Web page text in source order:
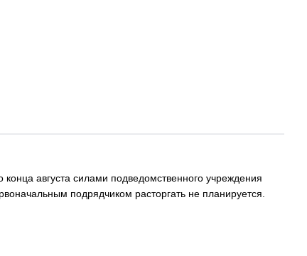
августа силами подведомственного учреждения
подрядчиком расторгать не планируется.